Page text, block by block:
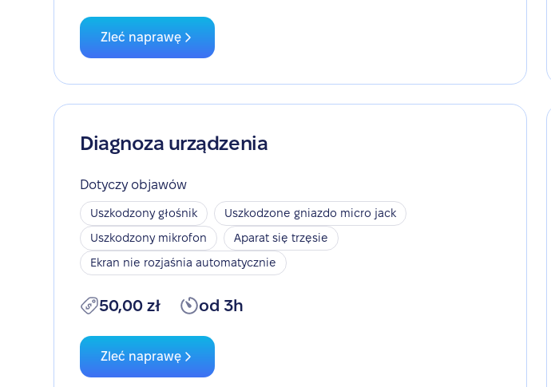
Zleć naprawę
Diagnoza urządzenia
Dotyczy objawów
Uszkodzony głośnik
Uszkodzone gniazdo micro jack
Uszkodzony mikrofon
Aparat się trzęsie
Ekran nie rozjaśnia automatycznie
50,00 zł od 3h
Zleć naprawę